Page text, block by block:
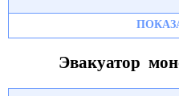
Эвакуатор